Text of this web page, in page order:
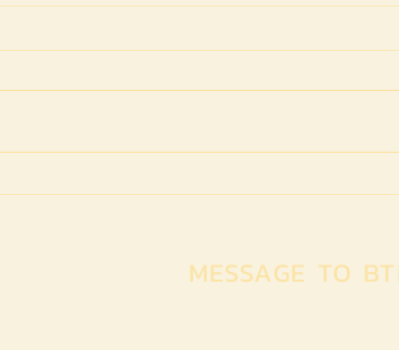
LITTLE RED IN THE RUINS
MESSAGE TO